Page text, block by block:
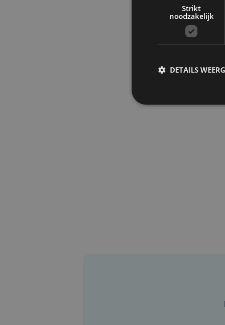
Strikt
noodzakelijk
DETAILS